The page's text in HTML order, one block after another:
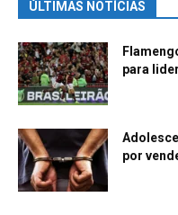
ÚLTIMAS NOTÍCIAS
para
por